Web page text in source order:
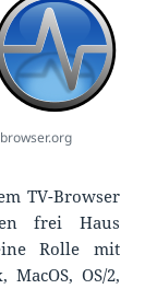
TV-Browser
frei Haus
Rolle mit
OS/2,